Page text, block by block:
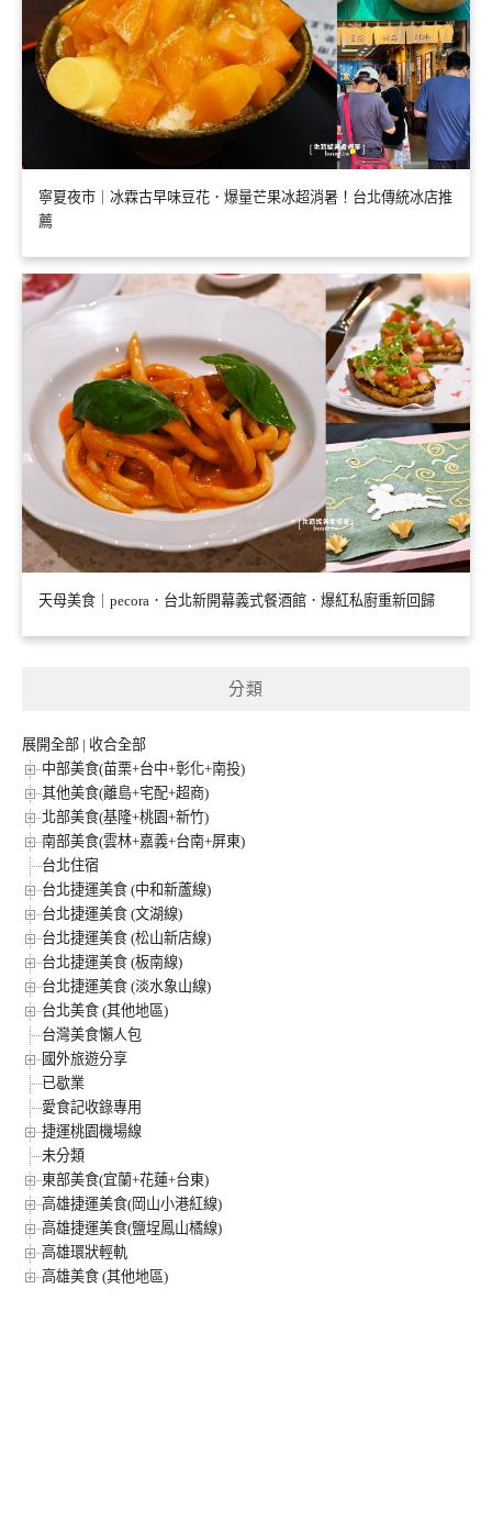
寧夏夜市｜冰霖古早味豆花．爆量芒果冰超消暑！台北傳統冰店推
薦
天母美食｜pecora．台北新開幕義式餐酒館．爆紅私廚重新回歸
分類
展開全部 | 收合全部
中部美食(苗栗+台中+彰化+南投)
其他美食(離島+宅配+超商)
北部美食(基隆+桃園+新竹)
南部美食(雲林+嘉義+台南+屏東)
台北住宿
台北捷運美食 (中和新蘆線)
台北捷運美食 (文湖線)
台北捷運美食 (松山新店線)
台北捷運美食 (板南線)
台北捷運美食 (淡水象山線)
台北美食 (其他地區)
台灣美食懶人包
國外旅遊分享
已歇業
愛食記收錄專用
捷運桃園機場線
未分類
東部美食(宜蘭+花蓮+台東)
高雄捷運美食(岡山小港紅線)
高雄捷運美食(鹽埕鳳山橘線)
高雄環狀輕軌
高雄美食 (其他地區)